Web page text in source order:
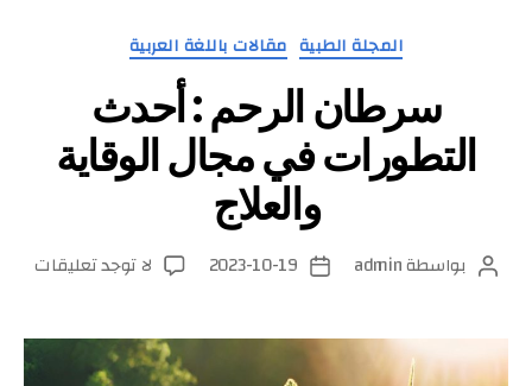
التصنيفات المجلة الطبية مقالات باللغة العربية
سرطان الرحم : أحدث
التطورات في مجال الوقاية
والعلاج
كاتببواسطةadmin
تاريخ2023-10-19 لا توجد تعليقاتعلى
: